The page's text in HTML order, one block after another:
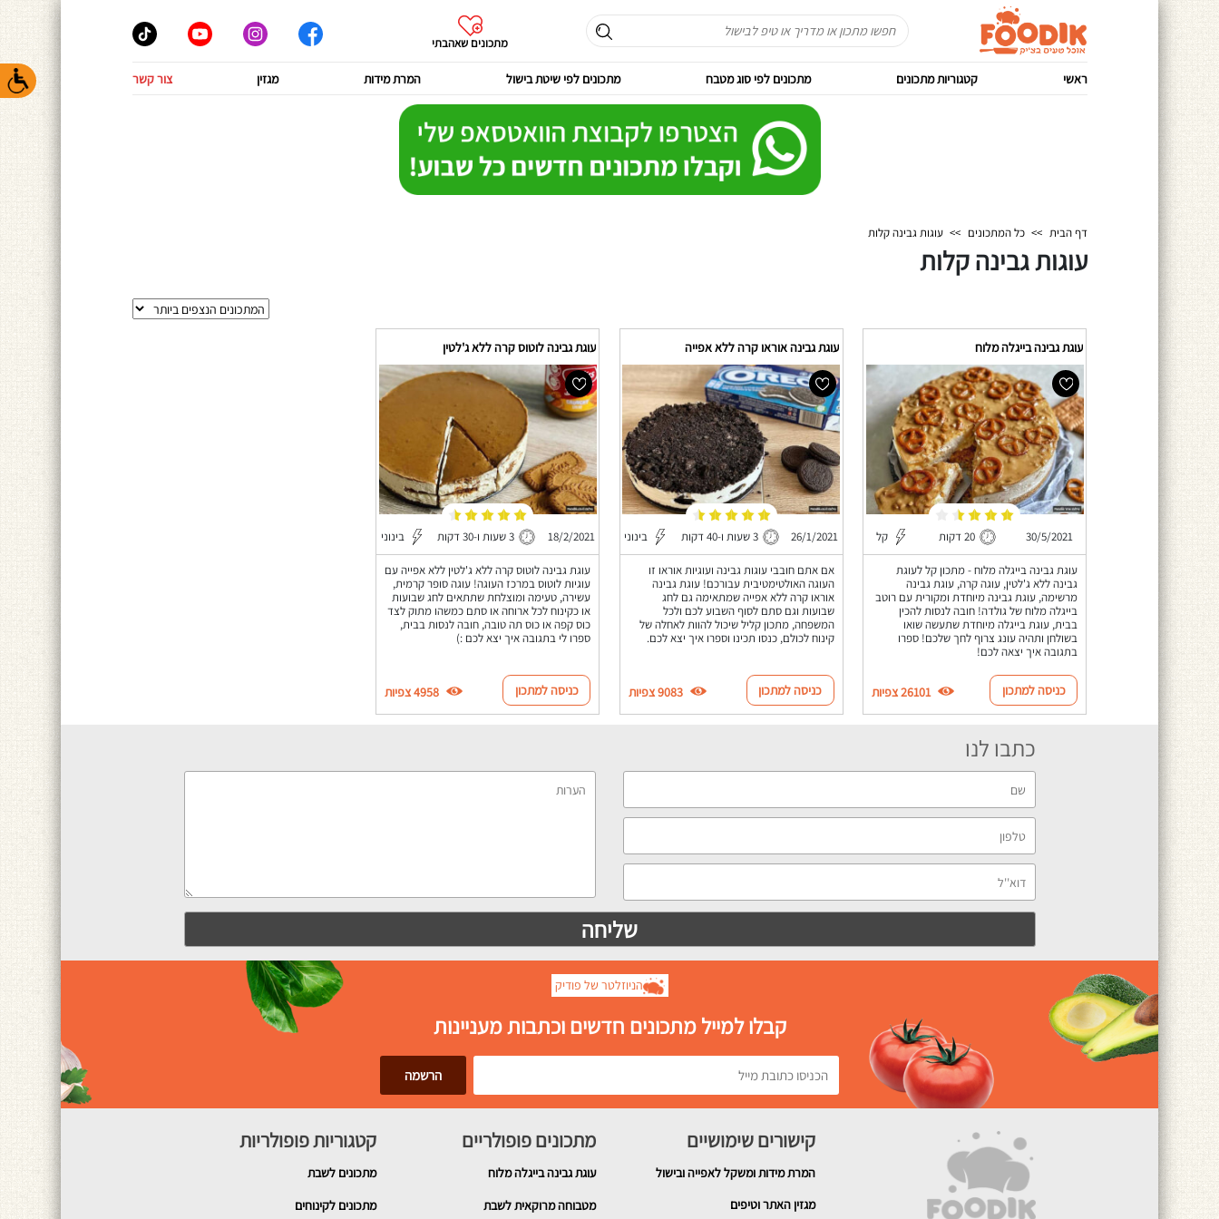
מתכונים שאהבתי
ראשי קטגוריות מתכונים מתכונים לפי סוג מטבח מתכונים לפי שיטת בישול המרת מידות מגזין צור קשר
דף הבית >> כל המתכונים >> עוגות גבינה קלות
עוגות גבינה קלות
עוגת גבינה בייגלה מלוח
30/5/2021 20 דקות קל
עוגת גבינה בייגלה מלוח - מתכון קל לעוגת
גבינה ללא ג'לטין, עוגה קרה, עוגת גבינה
מרשימה, עוגת גבינה מיוחדת ומקורית עם רוטב
בייגלה מלוח של גולדה! חובה לנסות להכין
בבית, עוגת בייגלה מיוחדת שתעשה שואו
בשולחן ותהיה עונג צרוף לחך שלכם! ספרו
בתגובה איך יצאה לכם!
כניסה למתכון 26101 צפיות
עוגת גבינה אוראו קרה ללא אפייה
26/1/2021 3 שעות ו-40 דקות בינוני
אם אתם חובבי עוגות גבינה ועוגיות אוראו זו
העוגה האולטימטיבית עבורכם! עוגת גבינה
אוראו קרה ללא אפייה שמתאימה גם לחג
שבועות וגם סתם לסוף השבוע לכם ולכל
המשפחה, מתכון קליל שיכול להוות לאחלה של
קינוח לכולם, כנסו תכינו וספרו איך יצא לכם.
כניסה למתכון 9083 צפיות
עוגת גבינה לוטוס קרה ללא ג'לטין
18/2/2021 3 שעות ו-30 דקות בינוני
עוגת גבינה לוטוס קרה ללא ג'לטין ללא אפייה עם
עוגיות לוטוס במרכז העוגה! עוגה סופר קרמית,
עשירה, טעימה ומוצלחת שתתאים לחג שבועות
או כקינוח לכל ארוחה או סתם כמשהו מתוק לצד
כוס קפה או כוס תה טובה, חובה לנסות בבית,
ספרו לי בתגובה איך יצא לכם :)
כניסה למתכון 4958 צפיות
כתבו לנו
הניוזלטר של פודיק
קבלו למייל מתכונים חדשים וכתבות מעניינות
קישורים שימושיים
המרת מידות ומשקל לאפייה ובישול
מגזין האתר וטיפים
מתכונים פופולריים
עוגת גבינה בייגלה מלוח
מטבוחה מרוקאית לשבת
קטגוריות פופולריות
מתכונים לשבת
מתכונים לקינוחים